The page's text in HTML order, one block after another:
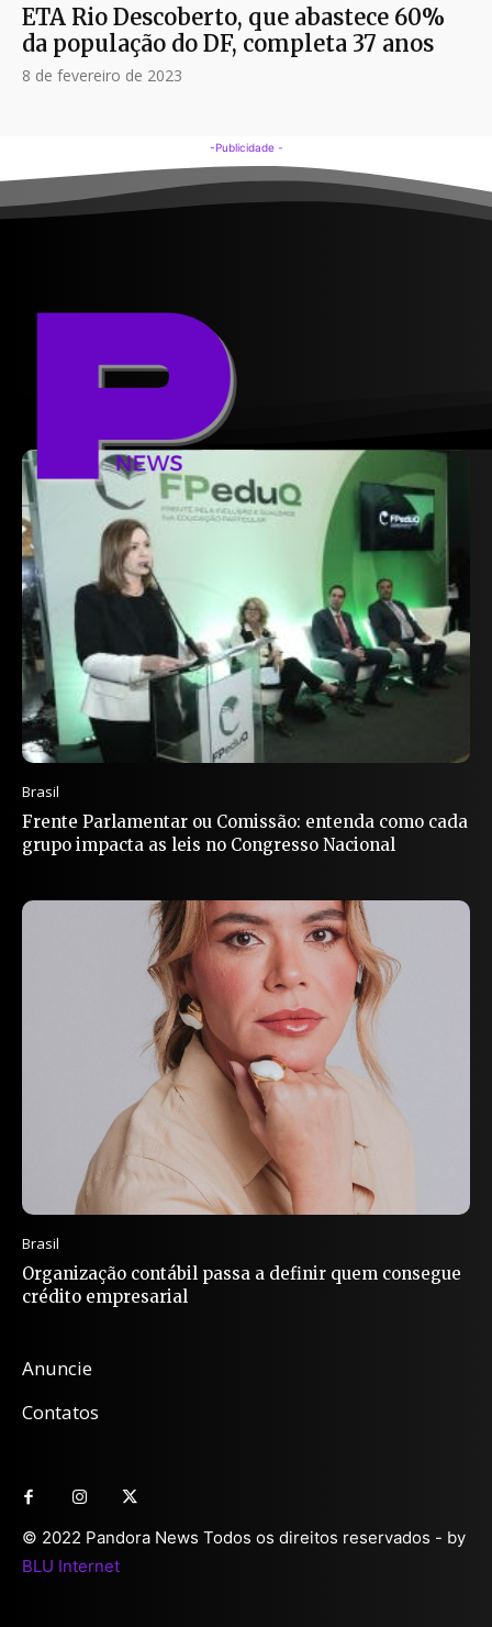
ETA Rio Descoberto, que abastece 60%
da população do DF, completa 37 anos
8 de fevereiro de 2023
-Publicidade -
Brasil
Frente Parlamentar ou Comissão: entenda como cada
grupo impacta as leis no Congresso Nacional
Brasil
Organização contábil passa a definir quem consegue
crédito empresarial
Anuncie
Contatos
© 2022 Pandora News Todos os direitos reservados - by
BLU Internet